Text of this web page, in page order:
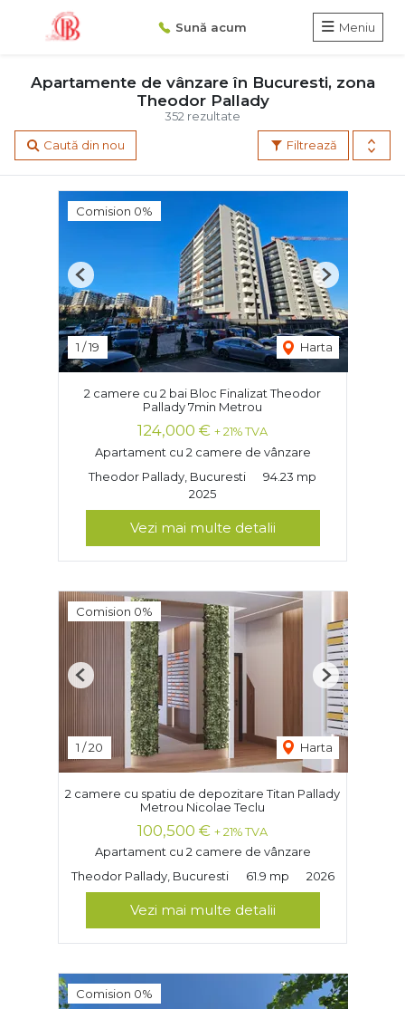
Sună acum Meniu
352 rezultate
Apartamente de vânzare în Bucuresti, zona
Theodor Pallady
Filtrează
Caută din nou
Comision 0%
1 /19 Harta
Previous Next
2 camere cu 2 bai Bloc Finalizat Theodor
Pallady 7min Metrou
124,000 € + 21% TVA
Apartament cu 2 camere de vânzare
Theodor Pallady, Bucuresti
94.23 mp
2025
Vezi mai multe detalii
Comision 0%
1 /20 Harta
Previous Next
2 camere cu spatiu de depozitare Titan Pallady
Metrou Nicolae Teclu
100,500 € + 21% TVA
Apartament cu 2 camere de vânzare
Theodor Pallady, Bucuresti
61.9 mp 2026
Vezi mai multe detalii
Comision 0%